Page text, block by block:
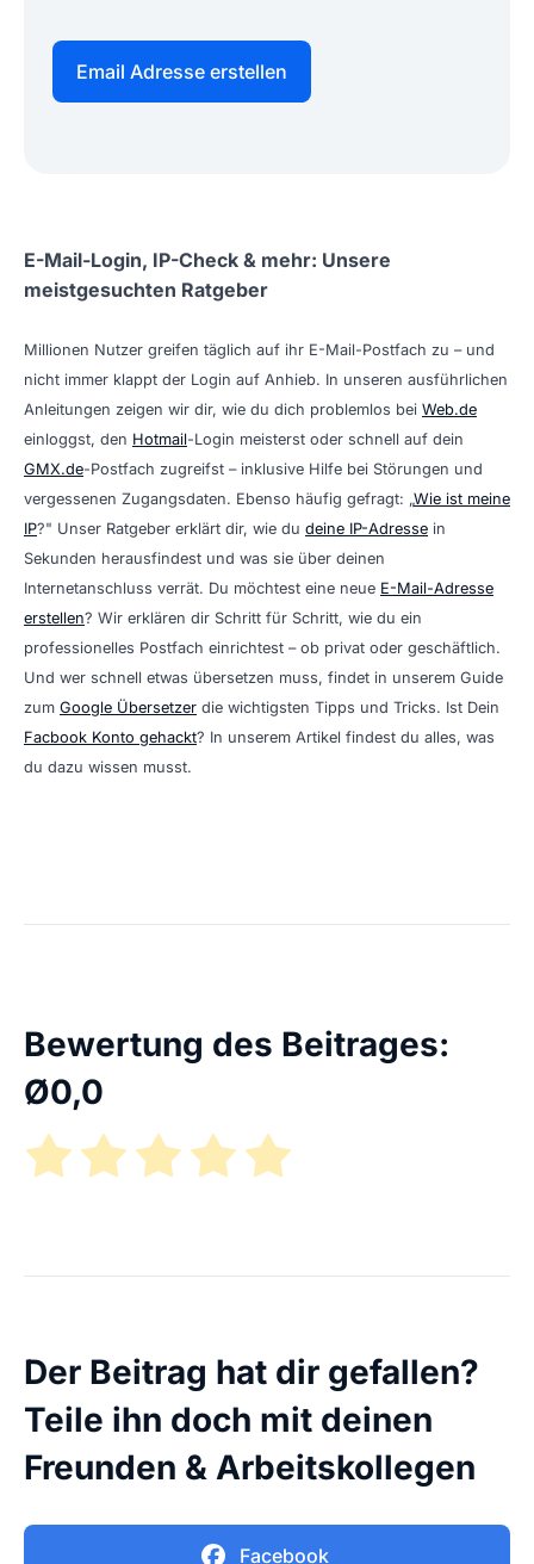
Email Adresse erstellen
E-Mail-Login, IP-Check & mehr: Unsere
meistgesuchten Ratgeber
Millionen Nutzer greifen täglich auf ihr E-Mail-Postfach zu – und
nicht immer klappt der Login auf Anhieb. In unseren ausführlichen
Anleitungen zeigen wir dir, wie du dich problemlos bei Web.de
einloggst, den Hotmail-Login meisterst oder schnell auf dein
GMX.de-Postfach zugreifst – inklusive Hilfe bei Störungen und
vergessenen Zugangsdaten. Ebenso häufig gefragt: „Wie ist meine
IP?" Unser Ratgeber erklärt dir, wie du deine IP-Adresse in
Sekunden herausfindest und was sie über deinen
Internetanschluss verrät. Du möchtest eine neue E-Mail-Adresse
erstellen? Wir erklären dir Schritt für Schritt, wie du ein
professionelles Postfach einrichtest – ob privat oder geschäftlich.
Und wer schnell etwas übersetzen muss, findet in unserem Guide
zum Google Übersetzer die wichtigsten Tipps und Tricks. Ist Dein
Facbook Konto gehackt? In unserem Artikel findest du alles, was
du dazu wissen musst.
Bewertung des Beitrages:
Ø0,0
Der Beitrag hat dir gefallen?
Teile ihn doch mit deinen
Freunden & Arbeitskollegen
Facebook